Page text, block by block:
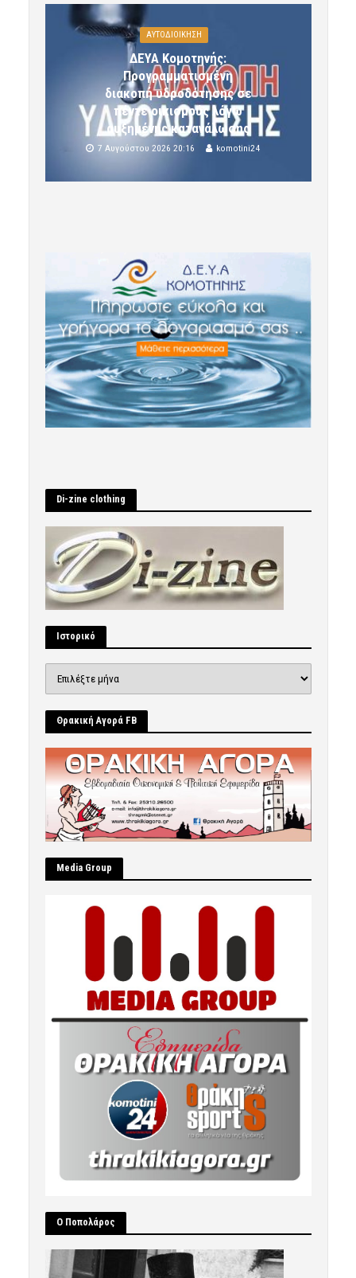
ΑΥΤΟΔΙΟΙΚΗΣΗ
ΔΕΥΑ Κομοτηνής:
Προγραμματισμένη
διακοπή υδροδότησης σε
πέντε οικισμούς λόγω
αυξημένης κατανάλωσης
7 Αυγούστου 2026 20:16 komotini24
Di-zine clothing
Ιστορικό
Θρακική Αγορά FB
Μedia Group
Ο Ποπολάρος